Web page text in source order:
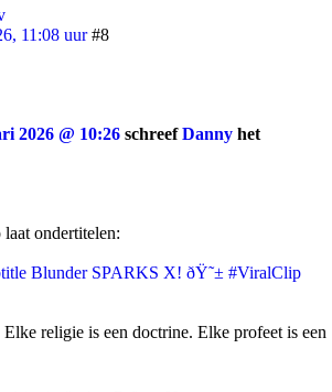
11:08 uur #8
2026 @ 10:26 schreefDanny het
ondertitelen:
Blunder SPARKS X! ðŸ˜± #ViralClip
religie is een doctrine. Elke profeet is een